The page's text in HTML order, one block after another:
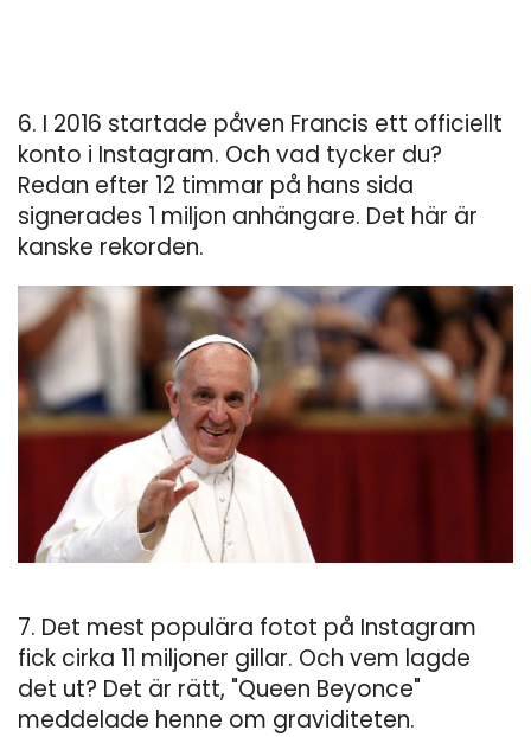
6. I 2016 startade påven Francis ett officiellt
konto i Instagram. Och vad tycker du?
Redan efter 12 timmar på hans sida
signerades 1 miljon anhängare. Det här är
kanske rekorden.
7. Det mest populära fotot på Instagram
fick cirka 11 miljoner gillar. Och vem lagde
det ut? Det är rätt, "Queen Beyonce"
meddelade henne om graviditeten.